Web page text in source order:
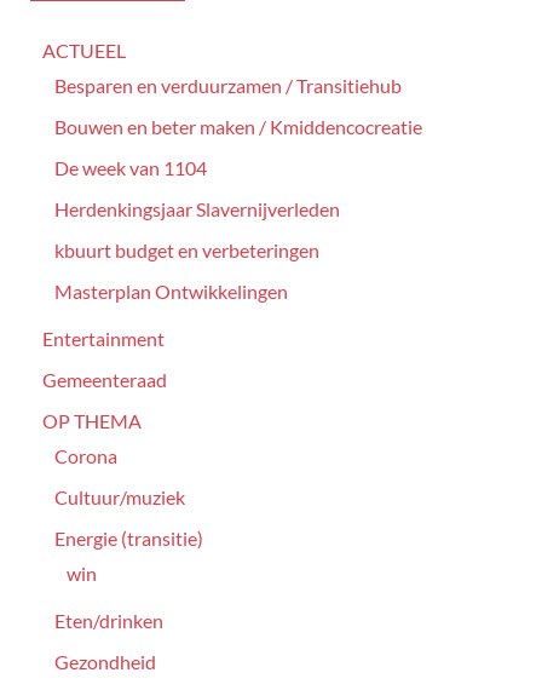
ACTUEEL
Besparen en verduurzamen / Transitiehub
Bouwen en beter maken / Kmiddencocreatie
De week van 1104
Herdenkingsjaar Slavernijverleden
kbuurt budget en verbeteringen
Masterplan Ontwikkelingen
Entertainment
Gemeenteraad
OP THEMA
Corona
Cultuur/muziek
Energie (transitie)
win
Eten/drinken
Gezondheid